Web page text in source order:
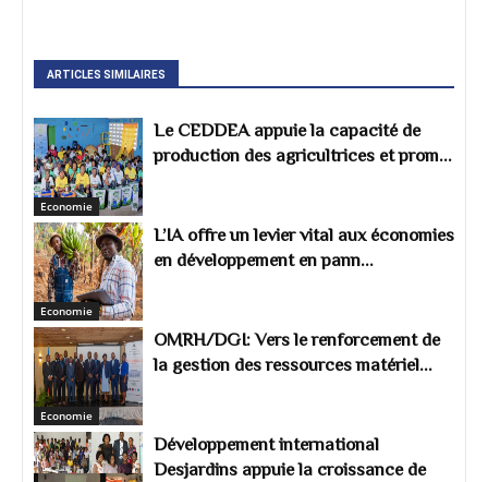
ARTICLES SIMILAIRES
Economie
Le CEDDEA appuie la capacité de
production des agricultrices et prom...
Economie
L’IA offre un levier vital aux économies
en développement en pann...
Economie
OMRH/DGI: Vers le renforcement de
la gestion des ressources matériel...
Développement international
Desjardins appuie la croissance de